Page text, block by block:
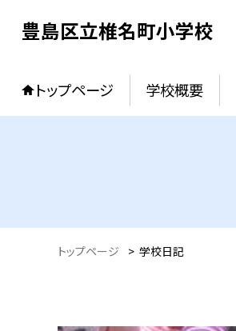
豊島区立椎名町小学校
トップページ 学校概要
トップページ > 学校日記